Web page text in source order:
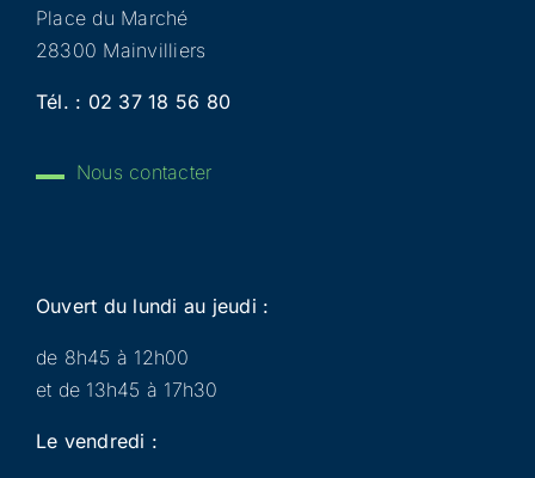
Place du Marché
28300 Mainvilliers
Tél. : 02 37 18 56 80
Nous contacter
Ouvert du lundi au jeudi :
de 8h45 à 12h00
et de 13h45 à 17h30
Le vendredi :